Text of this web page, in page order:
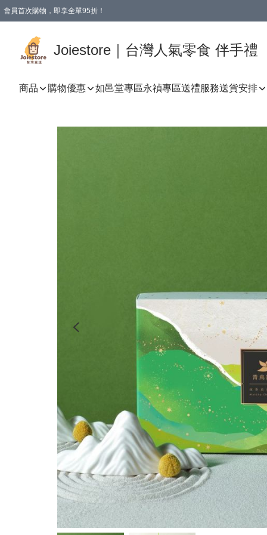
會員首次購物，即享全單95折！
Joiestore｜台灣人氣零食 伴手禮
商品 購物優惠 如邑堂專區永禎專區送禮服務送貨安排